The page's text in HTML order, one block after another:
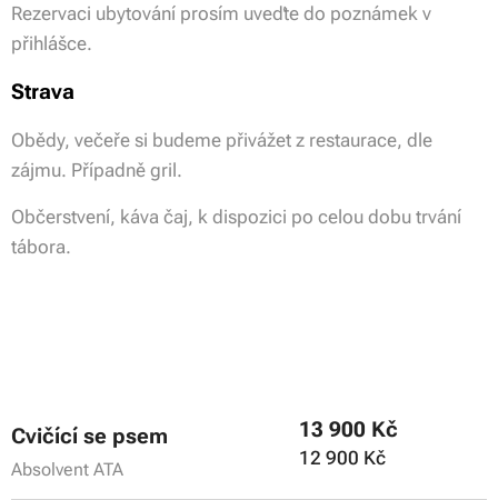
Rezervaci ubytování prosím uveďte do poznámek v
přihlášce.
Strava
Obědy, večeře si budeme přivážet z restaurace, dle
zájmu. Případně gril.
Občerstvení, káva čaj, k dispozici po celou dobu trvání
tábora.
Cvičící se psem
Absolvent ATA
13 900 Kč
12 900 Kč